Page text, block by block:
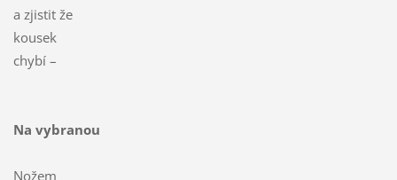
a zjistit že
kousek
chybí –
Na vybranou
Nožem